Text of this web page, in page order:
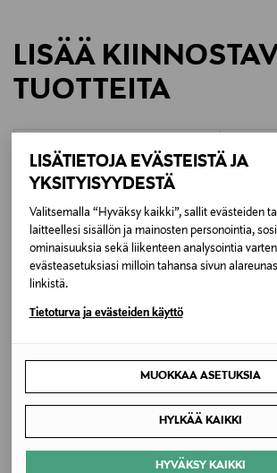
LISÄTIETOJA EVÄSTEISTÄ JA
YKSITYISYYDESTÄ
Valitsemalla “Hyväksy kaikki”, sallit evästeiden
laitteellesi sisällön ja mainosten personointia,
ominaisuuksia sekä liikenteen analysointia
evästeasetuksiasi milloin tahansa sivun
linkistä.
Tietoturva ja evästeiden käyttö
MUOKKAA ASETUKSIA
HYLKÄÄ KAIKKI
HYVÄKSY KAIKKI
LISÄÄ
TUOTTEITA
ALMADA LABEL
Original Price
180,00 €
HOUSE
Leonie -
Original
119,00 €